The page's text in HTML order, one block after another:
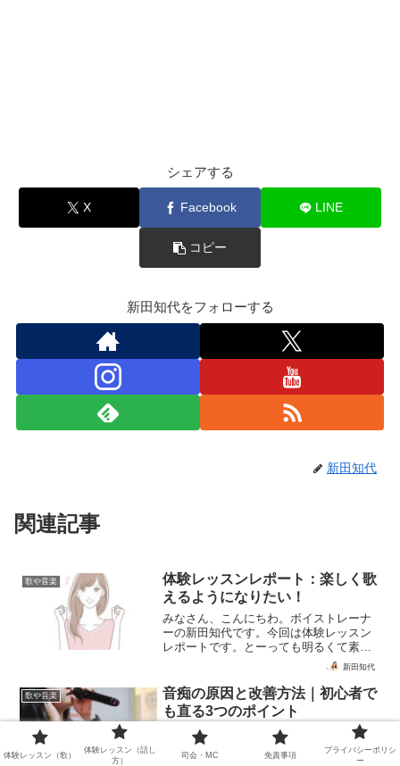
シェアする
X Facebook LINE
コピー
新田知代をフォローする
新田知代
関連記事
歌や音楽
体験レッスンレポート：楽しく歌
えるようになりたい！
みなさん、こんにちわ。ボイストレーナ
ーの新田知代です。今回は体験レッスン
レポートです。とーっても明るくて素敵
なオトナ女性の体験レッスンをさせて頂
きました！歌う事が好き！ボイストレー
ニングにチャレンジして見たくて来まし
た！こんな素敵なお喋りか...
新田知代
歌や音楽
音痴の原因と改善方法｜初心者で
も直る3つのポイント
音痴はセンスではなく原因の問題です。
本記事では、音痴の正体を「音の認識・
発声・フィードバック」の3つに分解し、
体験レッスン（歌）
体験レッスン（話し
方）
司会・MC 免責事項
プライバシーポリシ
ー